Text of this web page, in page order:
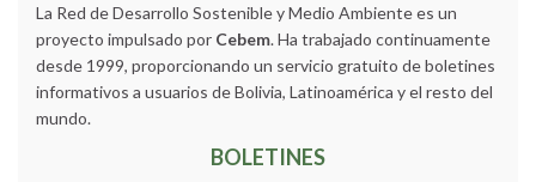
La Red de Desarrollo Sostenible y Medio Ambiente es un
proyecto impulsado por Cebem. Ha trabajado continuamente
desde 1999, proporcionando un servicio gratuito de boletines
informativos a usuarios de Bolivia, Latinoamérica y el resto del
mundo.
BOLETINES